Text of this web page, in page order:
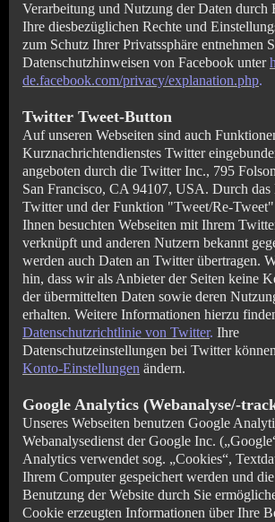
Verarbeitung und Nutzung der Daten durch
Ihre diesbezüglichen Rechte und
zum Schutz Ihrer Privatssphäre entnehmen
Datenschutzhinweisen von Facebook unter
de.facebook.com/privacy/explanation.php.
Twitter Tweet-Button
Auf unseren Webseiten sind auch
Kurznachrichtendienstes Twitter
angeboten durch die Twitter Inc., 795
San Francisco, CA 94107, USA. Durch das
Twitter und der Funktion "Tweet/Re-
Ihnen besuchten Webseiten mit Ihrem
verknüpft und anderen Nutzern bekannt
werden auch Daten an Twitter übertragen.
hin, dass wir als Anbieter der Seiten keine
der übermittelten Daten sowie deren
erhalten. Weitere Informationen hierzu
Datenschutzrichtlinie von Twitter. Ihre
Datenschutzeinstellungen bei Twitter
Konto-Einstellungen ändern.
Google Analytics (Webanalyse/-
Unseres Webseiten benutzen Google
Webanalysedienst der Google Inc.
Analytics verwendet sog. „Cookies“,
Ihrem Computer gespeichert werden und
Benutzung der Website durch Sie
Cookie erzeugten Informationen über Ihre